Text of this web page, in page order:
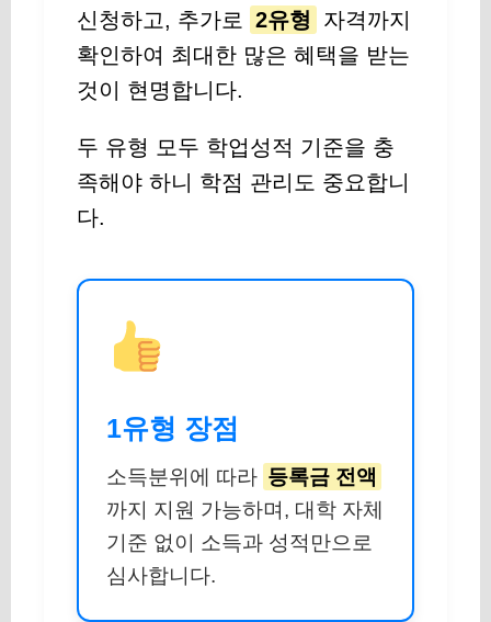
신청하고, 추가로
2유형
자격까지
확인하여 최대한 많은 혜택을 받는
것이 현명합니다.
두 유형 모두 학업성적 기준을 충
족해야 하니 학점 관리도 중요합니
다.
1유형 장점
소득분위에 따라 등록금 전액
까지 지원 가능하며, 대학 자체
기준 없이 소득과 성적만으로
심사합니다.